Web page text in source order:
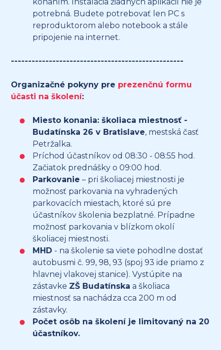
potrebná. Budete potrebovať len PC s
reproduktorom alebo notebook a stále
pripojenie na internet.
--------------------------------------------------
Organizačné pokyny pre prezenčnú formu
účasti na školení:
Miesto konania: školiaca miestnosť -
Budatínska 26 v Bratislave, mestská časť
Petržalka.
Príchod účastníkov od 08:30 - 08:55 hod.
Začiatok prednášky o 09:00 hod.
Parkovanie – pri školiacej miestnosti je
možnosť parkovania na vyhradených
parkovacích miestach, ktoré sú pre
účastníkov školenia bezplatné. Prípadne
možnosť parkovania v blízkom okolí
školiacej miestnosti.
MHD - na školenie sa viete pohodlne dostať
autobusmi č. 99, 98, 93 (spoj 93 ide priamo z
hlavnej vlakovej stanice). Vystúpite na
zástavke ZŠ Budatínska a školiaca
miestnosť sa nachádza cca 200 m od
zástavky.
Počet osôb na školení je limitovaný na 20
účastníkov.